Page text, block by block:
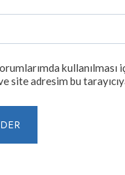
kullanılması
site adresim bu